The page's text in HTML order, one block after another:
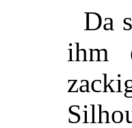
Da
ihm